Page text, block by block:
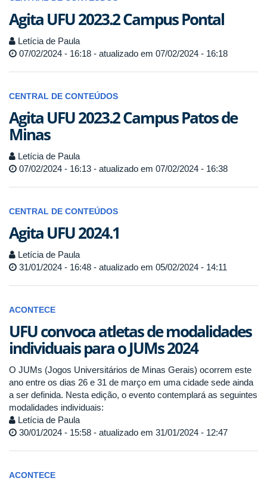
Agita UFU 2023.2 Campus Pontal
Letícia de Paula
07/02/2024 - 16:18 - atualizado em 07/02/2024 - 16:18
CENTRAL DE CONTEÚDOS
Agita UFU 2023.2 Campus Patos de
Minas
Letícia de Paula
07/02/2024 - 16:13 - atualizado em 07/02/2024 - 16:38
CENTRAL DE CONTEÚDOS
Agita UFU 2024.1
Letícia de Paula
31/01/2024 - 16:48 - atualizado em 05/02/2024 - 14:11
ACONTECE
UFU convoca atletas de modalidades
individuais para o JUMs 2024
O JUMs (Jogos Universitários de Minas Gerais) ocorrem este
ano entre os dias 26 e 31 de março em uma cidade sede ainda
a ser definida. Nesta edição, o evento contemplará as seguintes
modalidades individuais:
Letícia de Paula
30/01/2024 - 15:58 - atualizado em 31/01/2024 - 12:47
ACONTECE